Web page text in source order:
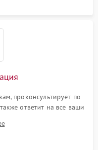
проконсультирует по
ответит на все ваши